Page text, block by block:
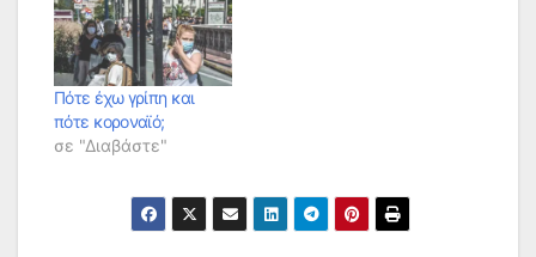
Πότε έχω γρίπη και
πότε κοροναϊό;
σε "Διαβάστε"